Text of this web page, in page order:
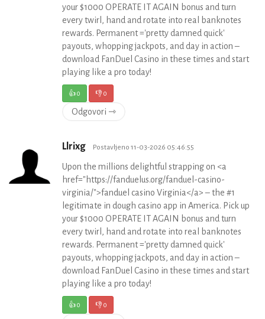
your $1000 OPERATE IT AGAIN bonus and turn
every twirl, hand and rotate into real banknotes
rewards. Permanent ='pretty damned quick'
payouts, whopping jackpots, and day in action –
download FanDuel Casino in these times and start
playing like a pro today!
👍0 👎0
Odgovori ⇾
Llrixg Postavljeno 11-03-2026 05:46:55
Upon the millions delightful strapping on <a
href="https://fanduelus.org/fanduel-casino-
virginia/">fanduel casino Virginia</a> – the #1
legitimate in dough casino app in America. Pick up
your $1000 OPERATE IT AGAIN bonus and turn
every twirl, hand and rotate into real banknotes
rewards. Permanent ='pretty damned quick'
payouts, whopping jackpots, and day in action –
download FanDuel Casino in these times and start
playing like a pro today!
👍0 👎0